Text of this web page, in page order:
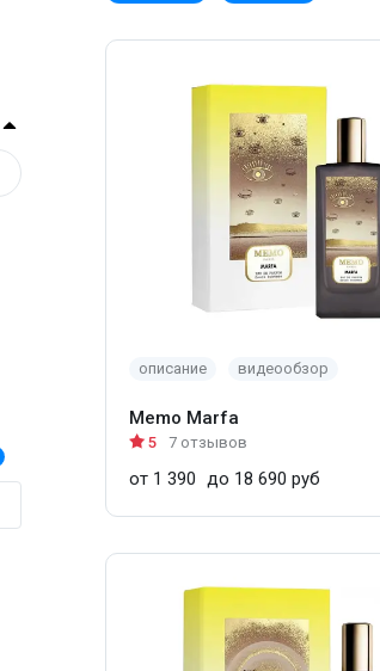
описание видеообзор
Memo Marfa
5 7 отзывов
от 1 390 до 18 690 руб